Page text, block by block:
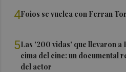
4Foios se vuelca con Ferran
5Las '200 vidas' que llevaron a
cima del cine: un documental
del actor